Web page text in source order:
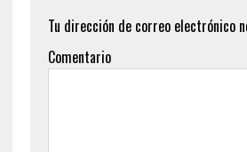
Tu dirección de correo electrónico
Comentario